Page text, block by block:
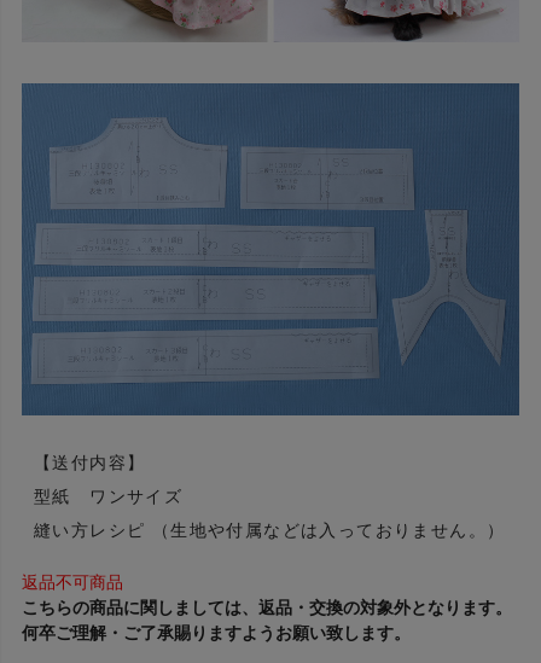
【送付内容】
型紙 ワンサイズ
縫い方レシピ （生地や付属などは入っておりません。）
返品不可商品
こちらの商品に関しましては、返品・交換の対象外となります。
何卒ご理解・ご了承賜りますようお願い致します。